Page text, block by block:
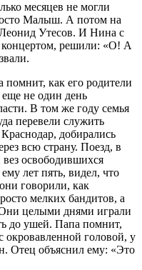
месяцев не могли
Малыш. А потом на
Утесов. И Нина с
концертом, решили: «О! А
как его родители
не один день
В том же году семья
перевели служить
добирались
всю страну. Поезд, в
освободившихся
лет пять, видел, что
говорили, как
мелких бандитов, а
целыми днями играли
до ушей. Папа помнит,
окровавленной головой, у
Отец объяснил ему: «Это